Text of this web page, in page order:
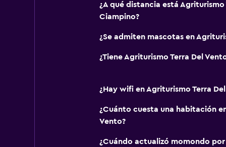
Cuna/cama nido disponibles
Buffet infantil
Zona cubierta de juegos
Equipo infantil para zona de
Parque infantil
Juguetes para piscina
¿A qué distancia está Agriturismo
Ciampino?
¿Se admiten mascotas en
¿Tiene Agriturismo Terra Del
¿Hay wifi en Agriturismo Terra
¿Cuánto cuesta una habitación
Vento?
¿Cuándo actualizó momondo